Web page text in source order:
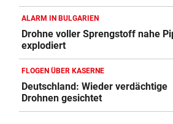
ALARM IN BULGARIEN
Drohne voller Sprengstoff nahe
explodiert
FLOGEN ÜBER KASERNE
Deutschland: Wieder verdächtige
Drohnen gesichtet